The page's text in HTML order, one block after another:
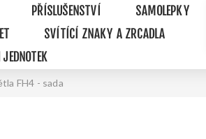
PŘÍSLUŠENSTVÍ
SAMOLEPKY
SVÍTÍCÍ ZNAKY A ZRCADLA
FH4 - sada